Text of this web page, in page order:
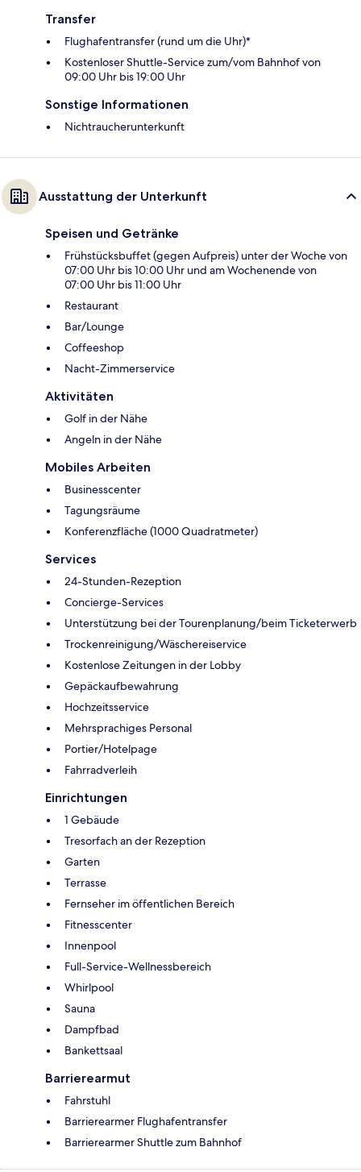
Transfer
Flughafentransfer (rund um die Uhr)*
Kostenloser Shuttle-Service zum/vom Bahnhof von
09:00 Uhr bis 19:00 Uhr
Sonstige Informationen
Nichtraucherunterkunft
Ausstattung der Unterkunft
Speisen und Getränke
Frühstücksbuffet (gegen Aufpreis) unter der Woche von
07:00 Uhr bis 10:00 Uhr und am Wochenende von
07:00 Uhr bis 11:00 Uhr
Restaurant
Bar/Lounge
Coffeeshop
Nacht-Zimmerservice
Aktivitäten
Golf in der Nähe
Angeln in der Nähe
Mobiles Arbeiten
Businesscenter
Tagungsräume
Konferenzfläche (1000 Quadratmeter)
Services
24-Stunden-Rezeption
Concierge-Services
Unterstützung bei der Tourenplanung/beim Ticketerwerb
Trockenreinigung/Wäschereiservice
Kostenlose Zeitungen in der Lobby
Gepäckaufbewahrung
Hochzeitsservice
Mehrsprachiges Personal
Portier/Hotelpage
Fahrradverleih
Einrichtungen
1 Gebäude
Tresorfach an der Rezeption
Garten
Terrasse
Fernseher im öffentlichen Bereich
Fitnesscenter
Innenpool
Full-Service-Wellnessbereich
Whirlpool
Sauna
Dampfbad
Bankettsaal
Barrierearmut
Fahrstuhl
Barrierearmer Flughafentransfer
Barrierearmer Shuttle zum Bahnhof